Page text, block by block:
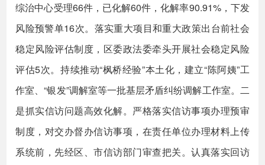
综治中心受理66件，已化解60件，化解率90.91%，下发
风险预警单16次。落实重大项目和重大政策出台前社会
稳定风险评估制度，区委政法委牵头开展社会稳定风险
评估5次。持续推动“枫桥经验”本土化，建立“陈阿姨”工
作室、“银发”调解室等一批基层矛盾纠纷调解工作室。二
是抓实信访问题高效化解。严格落实信访事项办理预审
制度，对交办督办信访事项，在责任单位办理材料上传
系统前，先经区、市信访部门审查把关。认真落实回访